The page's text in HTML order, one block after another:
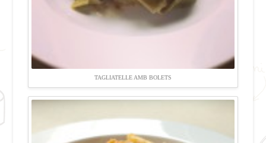
TAGLIATELLE AMB BOLETS